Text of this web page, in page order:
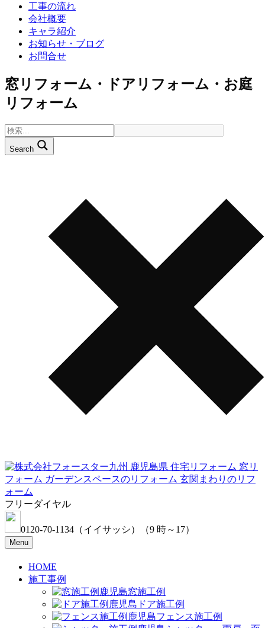
工事の流れ
会社概要
キャラ紹介
お知らせ・ブログ
お問合せ
窓リフォーム・ドアリフォーム・お庭
リフォーム
Search
フリーダイヤル
0120-70-1134 （イイサッシ） （9 時～17）
Menu
HOME
施工事例
窓施工例
ドア施工例
フェンス施工例